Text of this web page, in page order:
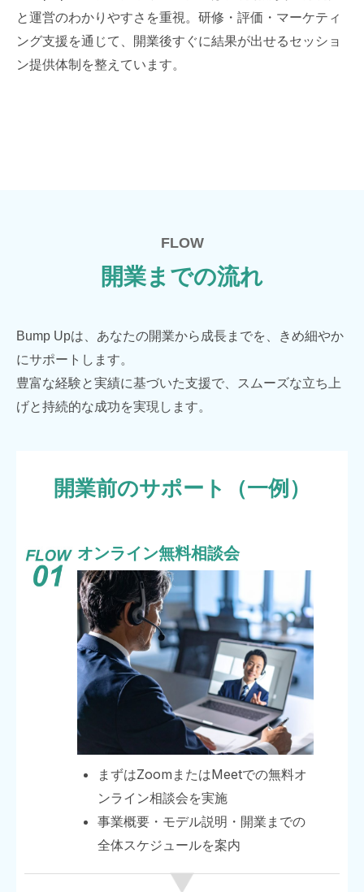
と運営のわかりやすさを重視。研修・評価・マーケティ
ング支援を通じて、開業後すぐに結果が出せるセッショ
ン提供体制を整えています。
FLOW
開業までの流れ
Bump Upは、あなたの開業から成長までを、きめ細やか
にサポートします。
豊富な経験と実績に基づいた支援で、スムーズな立ち上
げと持続的な成功を実現します。
開業前のサポート（一例）
オンライン無料相談会
まずはZoomまたはMeetでの無料オ
ンライン相談会を実施
事業概要・モデル説明・開業までの
全体スケジュールを案内